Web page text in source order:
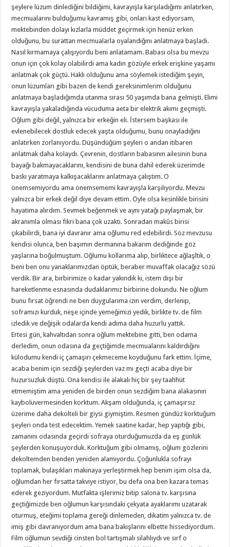
şeylere lüzum dinlediğini bildiğimi, kavrayışla karşıladığımı anlatırken,
mecmualarını bulduğumu kavramış gibi, onları kast ediyorsam,
mektebinden dolayı kızlarla müddet geçirmek için henüz erken
olduğunu, bu surattan mecmualarla oyalandığını anlatmaya başladı.
Nasıl kırmamaya çalışıyordu beni anlatamam. Babası olsa bu mevzu
onun için çok kolay olabilirdi ama kadın gözüyle erkek erişkine yaşamı
anlatmak çok güçtü. Haklı olduğunu ama söylemek istediğim şeyin,
onun lüzumları gibi bazen de kendi gereksinimlerim olduğunu
anlatmaya başladığımda utanma sırası 50 yaşımda bana gelmişti. Elimi
kavrayışla yakaladığında vücuduma aeta bir elektrik akımı geçmişti.
Oğlum gibi değil, yalnızca bir erkeğin eli. İstersem başkası ile
evlenebilecek dostluk edecek yaşta olduğumu, bunu onayladığını
anlatırken zorlanıyordu. Düşündüğüm şeyleri o andan itibaren
anlatmak daha kolaydı. Çevrenin, dostların babasının ailesinin buna
bayağı bakmayacaklarını, kendisini de buna dahil ederek üzerimde
baskı yaratmaya kalkışacaklarını anlatmaya çalıştım. O
önemsemiyordu ama önemsememi kavrayışla karşılıyordu. Mevzu
yalnızca bir erkek değil diye devam ettim. Öyle olsa kesinlikle birisini
hayatıma alırdım. Sevmek beğenmek ve aynı yatağı paylaşmak, bir
akranımla olması fikri bana çok uzaktı. Sonradan makûs birisi
çıkabilirdi, bana iyi davranır ama oğlumu red edebilirdi. Söz mevzusu
kendisi olunca, ben başımın dermanına bakarım dediğinde göz
yaşlarına boğulmuştum. Oğlumu kollarıma alıp, birliktece ağlaşltık, o
beni ben onu yanaklarımızdan öptük, beraber muvaffak olacağız sözü
verdik. Bir ara, birbirimize o kadar yakındık ki, istem dışı bir
hareketlenme esnasında dudaklarımız birbirine dokundu. Ne oğlum
bunu fırsat öğrendi ne ben duygularıma izin verdim, derlenip,
soframızı kurduk, neşe içinde yemeğimizi yedik, birlikte tv. de film
izledik ve değişik odalarda kendi adıma daha huzurlu yattık.
Ertesi gün, kahvaltıdan sonra oğlum mektebine gitti, ben odama
derledim, onun odasına da geçtiğimde mecmualarını kaldırdığını
külodumu kendi iç çamaşırı çekmeceme koyduğunu fark ettim. İçime,
acaba benim için sezdiği şeylerden vaz mı geçti acaba diye bir
huzursuzluk düştü. Ona kendisi ile alakalı hiç bir şey taahhüt
etmemiştim ama yeniden de birden onun sezdiğim bana alakasının
kayboluvermesinden korktum. Akşam olduğunda, iç çamaşırsız
üzerime daha dekolteli bir giysi giymiştim. Resmen gündüz korktuğum
şeyleri onda test edecektim. Yemek saatine kadar, hep yaptığı gibi,
zamanını odasında geçirdi sofraya oturduğumuzda da eş günlük
şeylerden konuşuyorduk. Korktuğum gibi olmamış, oğlum gözlerini
dekoltemden benden yeniden alamıyordu. Çoğunlukla sofrayı
toplamak, bulaşıkları makinaya yerleştirmek hep benim işim olsa da,
oğlumdan her fırsatta takviye istiyor, bu defa ona ben kazara temas
ederek geziyordum. Mutfakta işlerimiz bitip salona tv. karşısına
geçtiğimizde ben oğlumun karşısındaki çekyata ayaklarımı uzatarak
oturmuş, eteğimi toplama gereği dinlemeden, dikatim yalnızca tv. de
imiş gibi davranıyordum ama bana bakışlarını elbette hissediyordum.
Film oğlumun sevdiği cinsten bol tartışmalı silahlıydı ve sırf o